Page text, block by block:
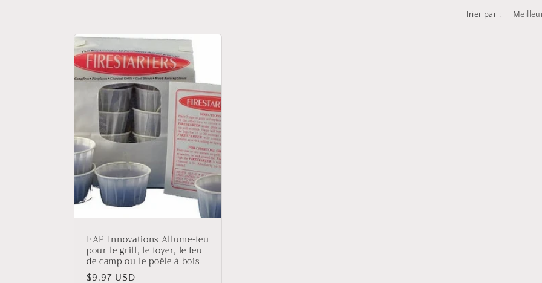
t
i
o
n
:
Trier par :
EAP Innovations Allume-feu
pour le grill, le foyer, le feu
de camp ou le poêle à bois
Prix
$9.97 USD